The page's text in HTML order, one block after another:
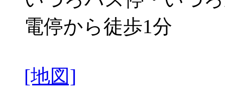
電停から徒歩1分
[地図]